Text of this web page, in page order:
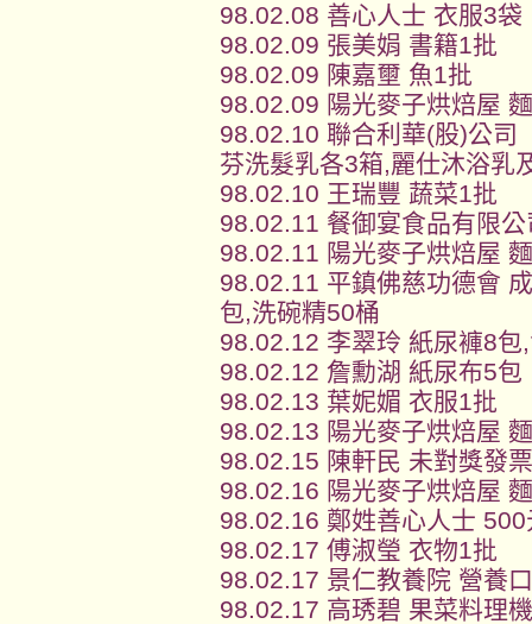
98.02.08 善心人士 衣服3袋
98.02.09 張美娟 書籍1批
98.02.09 陳嘉壐 魚1批
98.02.09 陽光麥子烘焙屋
98.02.10 聯合利華(股)公
芬洗髮乳各3箱,麗仕沐浴乳
98.02.10 王瑞豐 蔬菜1批
98.02.11 餐御宴食品有限
98.02.11 陽光麥子烘焙屋
98.02.11 平鎮佛慈功德會
包,洗碗精50桶
98.02.12 李翠玲 紙尿褲8
98.02.12 詹勳湖 紙尿布5包
98.02.13 葉妮媚 衣服1批
98.02.13 陽光麥子烘焙屋
98.02.15 陳軒民 未對獎發
98.02.16 陽光麥子烘焙屋
98.02.16 鄭姓善心人士
98.02.17 傅淑瑩 衣物1批
98.02.17 景仁教養院 營養
98.02.17 高琇碧 果菜料理